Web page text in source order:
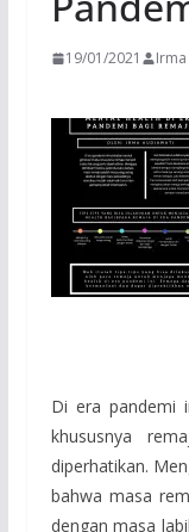
19/01/2021
Di era pandemi
khususnya
diperhatikan.
bahwa masa
dengan masa